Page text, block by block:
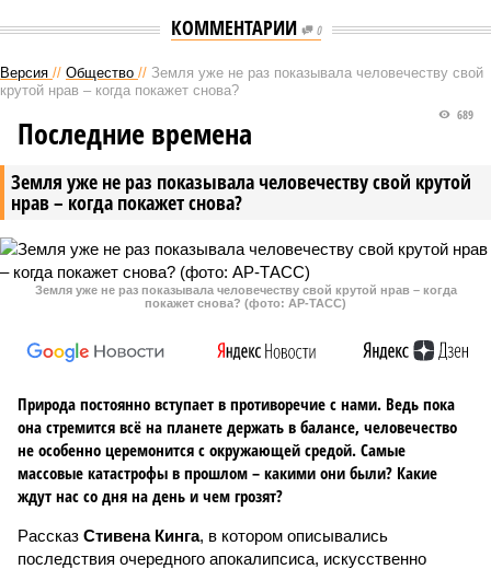
КОММЕНТАРИИ 0
Версия // Общество // Земля уже не раз показывала человечеству свой
крутой нрав – когда покажет снова?
Земля уже не раз показывала человечеству свой крутой
нрав – когда покажет снова?
689
Последние времена
Земля уже не раз показывала человечеству свой крутой нрав – когда
покажет снова? (фото: АР-ТАСС)
Природа постоянно вступает в противоречие с нами. Ведь пока
она стремится всё на планете держать в балансе, человечество
не особенно церемонится с окружающей средой. Самые
массовые катастрофы в прошлом – какими они были? Какие
ждут нас со дня на день и чем грозят?
Рассказ Стивена Кинга, в котором описывались
последствия очередного апокалипсиса, искусственно